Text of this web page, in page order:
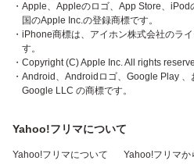
・Apple、Appleのロゴ、App Store、
国のApple Inc.の登録商標です。
・iPhone商標は、アイホン株式会社のラ
す。
・Copyright (C) Apple Inc. All rights
・Android、Androidロゴ、Google Play 、
Google LLC の商標です。
Yahoo!フリマについて
Yahoo!フリマについて Yahoo!フリマか